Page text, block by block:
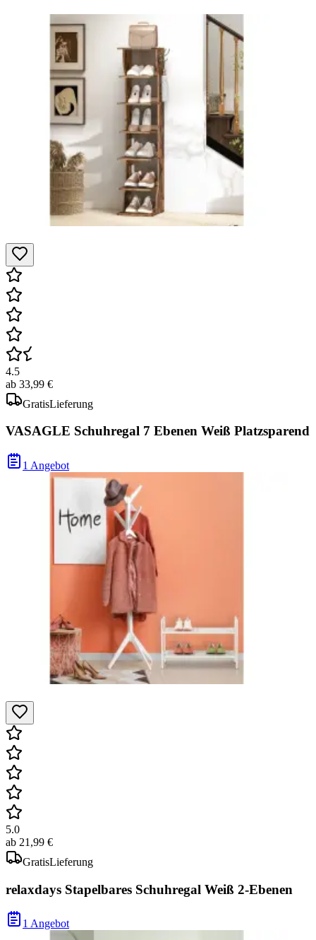
4.5
ab 33,99 €
GratisLieferung
VASAGLE Schuhregal 7 Ebenen Weiß Platzsparend
1 Angebot
5.0
ab 21,99 €
GratisLieferung
relaxdays Stapelbares Schuhregal Weiß 2-Ebenen
1 Angebot